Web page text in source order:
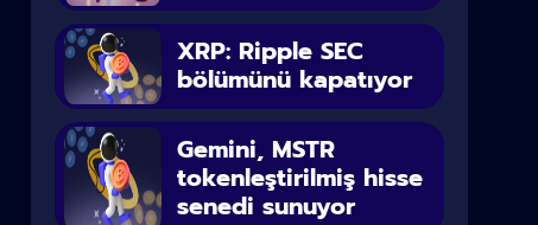
XRP: Ripple SEC
bölümünü kapatıyor
Gemini, MSTR
tokenleştirilmiş hisse
senedi sunuyor